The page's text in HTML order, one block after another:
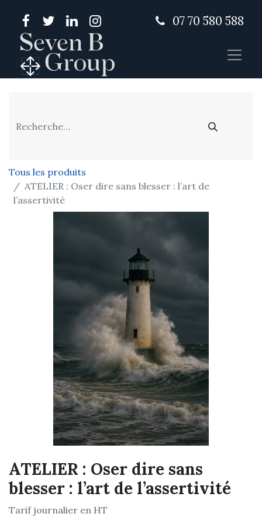
07 70 580 588
Tous les produits
ATELIER : Oser dire sans blesser : l’art de
l’assertivité
ATELIER : Oser dire sans
blesser : l’art de l’assertivité
Tarif journalier en HT